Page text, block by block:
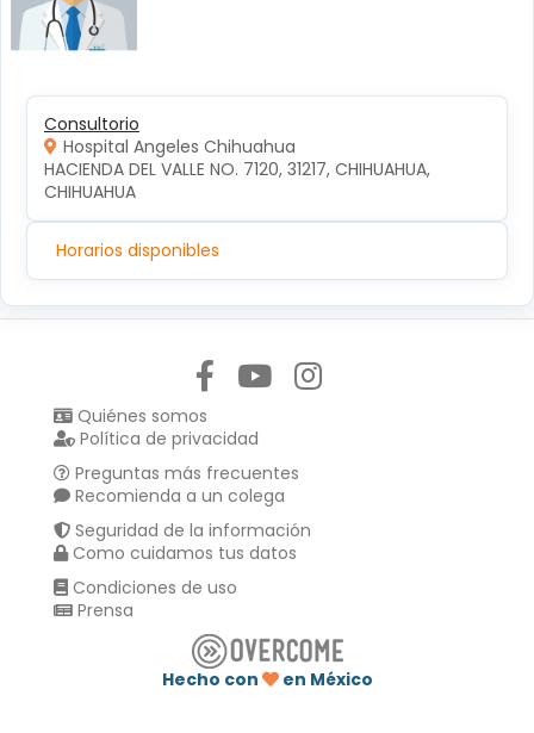
Consultorio
Hospital Angeles Chihuahua
HACIENDA DEL VALLE NO. 7120, 31217, CHIHUAHUA,
CHIHUAHUA
Horarios disponibles
Quiénes somos
Política de privacidad
Preguntas más frecuentes
Recomienda a un colega
Seguridad de la información
Como cuidamos tus datos
Condiciones de uso
Prensa
Hecho con
en México